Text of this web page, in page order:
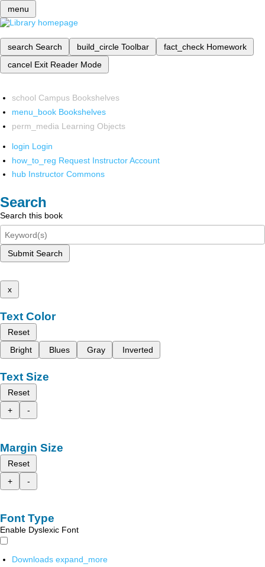
menu
search Search build_circle Toolbar fact_check Homework
cancel Exit Reader Mode
school Campus Bookshelves
menu_book Bookshelves
perm_media Learning Objects
login Login
how_to_reg Request Instructor Account
hub Instructor Commons
Search
Search this book
Submit Search
x
Text Color
Reset
Bright
Blues Gray Inverted
Text Size
Reset
+
-
Margin Size
Reset
+
-
Font Type
Enable Dyslexic Font
Downloads expand_more